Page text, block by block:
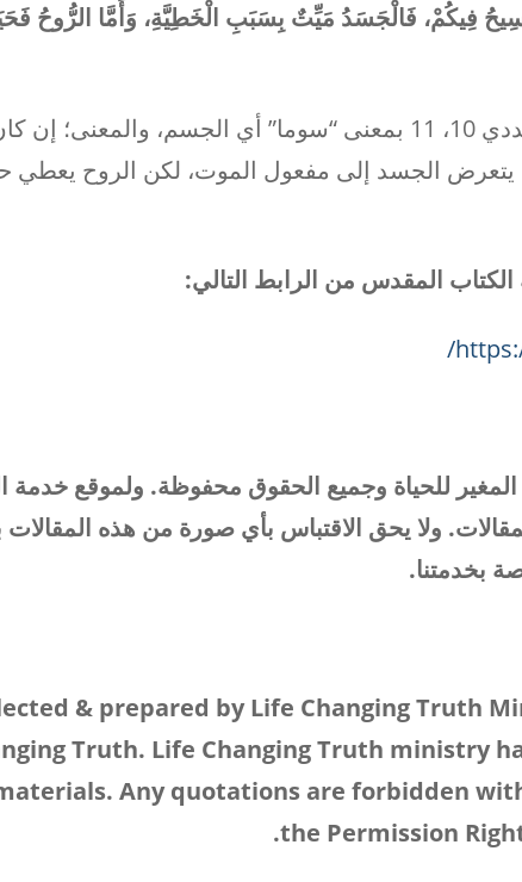
فِيكُمْ، فَالْجَسَدُ مَيِّتٌ بِسَبَبِ الْخَطِيَّةِ، وَأَمَّا الرُّوحُ
استُخدِمت كلمة الجسد في عددي 10، 11 بمعنى “سوما” أي الجسم،
يتعرض الجسد إلى مفعول الموت، لكن الروح يعطي
المقدس من الرابط التالي:
للحياة وجميع الحقوق محفوظة. ولموقع خدمة
ولا يحق الاقتباس بأي صورة من هذه
بخدمتنا.
& prepared by Life Changing Truth
Truth. Life Changing Truth ministry
Any quotations are forbidden
the Permission